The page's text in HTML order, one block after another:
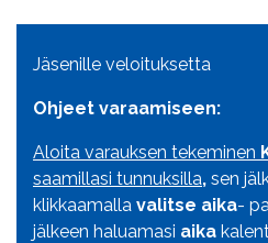
Jäsenille veloituksetta
Ohjeet varaamiseen:
Aloita varauksen tekeminen
saamillasi tunnuksilla, sen
klikkaamalla valitse aika-
jälkeen haluamasi aika